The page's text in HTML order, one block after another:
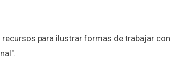
para ilustrar formas de trabajar con